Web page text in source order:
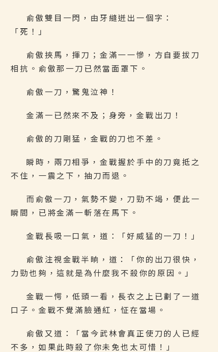
俞傲雙目一閃，由牙縫迸出一個字：
「死！」
俞傲挾馬，揮刀；金滿一一慘，方自要拔刀
相抗。俞傲那一刀已然當面罩下。
俞傲一刀，驚鬼泣神！
金滿一已然來不及；身旁，金戰出刀！
俞傲的刀剛猛，金戰的刀也不差。
瞬時，兩刀相爭，金戰握於手中的刀竟抵之
不住，一震之下，抽刀而退。
而俞傲一刀，氣勢不變，刀勁不竭，便此一
瞬間，已將金滿一斬落在馬下。
金戰長吸一口氣，道：「好威猛的一刀！」
俞傲注視金戰半晌，道：「你的出刀很快，
力勁也夠，這就是為什麼我不殺你的原因。」
金戰一愕，低頭一看，長衣之上已劃了一道
口子。金戰不覺滿臉通紅，怔在當場。
俞傲又道：「當今武林會真正使刀的人已經
不多，如果此時殺了你未免也太可惜！」